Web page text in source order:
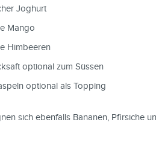
Joghurt
Mango
Himbeeren
optional zum Süssen
optional als Topping
sich ebenfalls Bananen, Pfirsiche